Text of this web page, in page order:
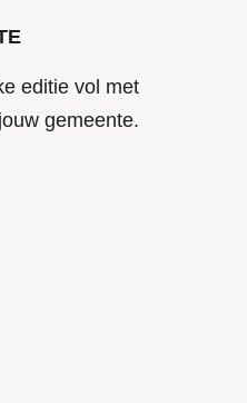
editie vol met
gemeente.